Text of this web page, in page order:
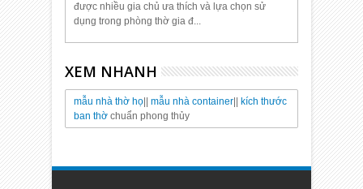
được nhiều gia chủ ưa thích và lựa chọn sử
dụng trong phòng thờ gia đ...
XEM NHANH
mẫu nhà thờ họ||mẫu nhà container||kích thước
ban thờ chuẩn phong thủy